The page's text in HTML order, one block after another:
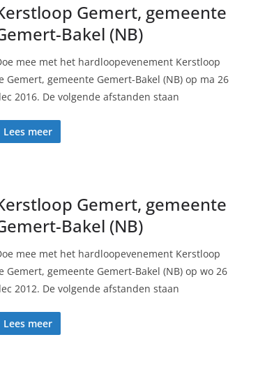
Gemert, gemeente
Bakel (NB)
mee met het hardloopevenement Kerstloop
Gemert, gemeente Gemert-Bakel (NB) op ma 26
2016. De volgende afstanden staan
Lees meer
Gemert, gemeente
Bakel (NB)
mee met het hardloopevenement Kerstloop
Gemert, gemeente Gemert-Bakel (NB) op wo 26
2012. De volgende afstanden staan
Lees meer